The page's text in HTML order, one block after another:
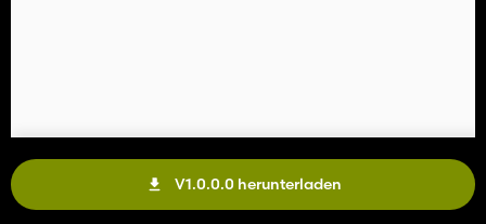
V1.0.0.0 herunterladen